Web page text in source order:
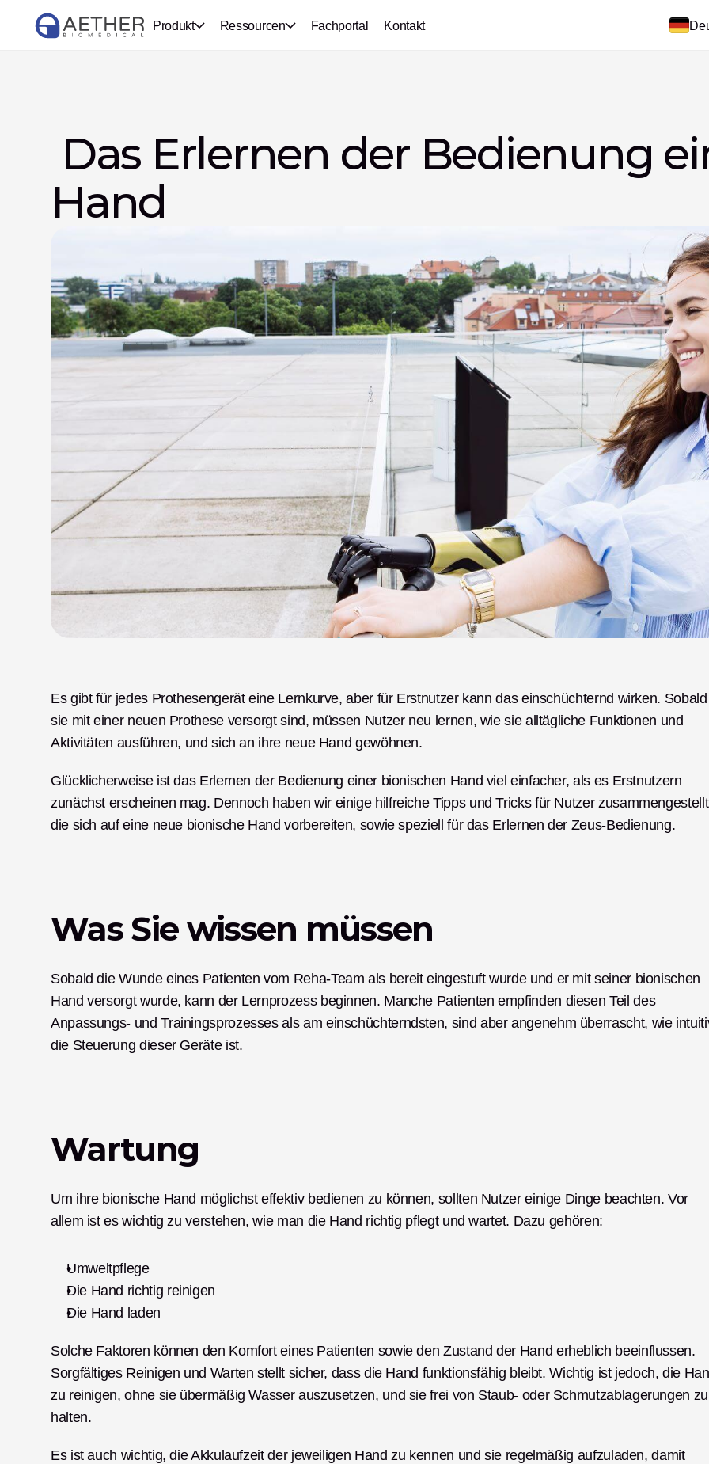
Produkt Ressourcen Fachportal Kontakt
Das Erlernen der Bedienung
Hand
Es gibt für jedes Prothesengerät eine Lernkurve, aber für Erstnutzer kann das einschüchternd wirken. Sobald
sie mit einer neuen Prothese versorgt sind, müssen Nutzer neu lernen, wie sie alltägliche Funktionen und
Aktivitäten ausführen, und sich an ihre neue Hand gewöhnen.
Glücklicherweise ist das Erlernen der Bedienung einer bionischen Hand viel einfacher, als es Erstnutzern
zunächst erscheinen mag. Dennoch haben wir einige hilfreiche Tipps und Tricks für Nutzer
die sich auf eine neue bionische Hand vorbereiten, sowie speziell für das Erlernen der Zeus-Bedienung.
Was Sie wissen müssen
Sobald die Wunde eines Patienten vom Reha-Team als bereit eingestuft wurde und er mit seiner bionischen
Hand versorgt wurde, kann der Lernprozess beginnen. Manche Patienten empfinden diesen Teil des
Anpassungs- und Trainingsprozesses als am einschüchterndsten, sind aber angenehm überrascht, wie
die Steuerung dieser Geräte ist.
Wartung
Um ihre bionische Hand möglichst effektiv bedienen zu können, sollten Nutzer einige Dinge beachten. Vor
allem ist es wichtig zu verstehen, wie man die Hand richtig pflegt und wartet. Dazu gehören:
Umweltpflege
Die Hand richtig reinigen
Die Hand laden
Solche Faktoren können den Komfort eines Patienten sowie den Zustand der Hand erheblich beeinflussen.
Sorgfältiges Reinigen und Warten stellt sicher, dass die Hand funktionsfähig bleibt. Wichtig ist jedoch, die
zu reinigen, ohne sie übermäßig Wasser auszusetzen, und sie frei von Staub- oder Schmutzablagerungen zu
halten.
Es ist auch wichtig, die Akkulaufzeit der jeweiligen Hand zu kennen und sie regelmäßig aufzuladen, damit